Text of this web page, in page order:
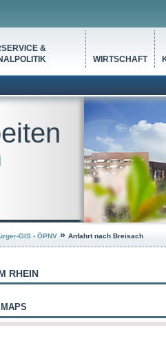
&
WIRTSCHAFT
GIS - ÖPNV » Anfahrt nach Breisach
RHEIN